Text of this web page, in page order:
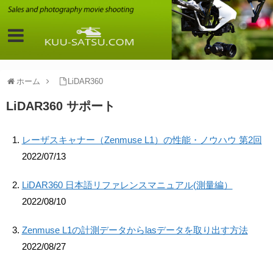
ホーム LiDAR360
LiDAR360 サポート
レーザスキャナー（Zenmuse L1）の性能・ノウハウ 第2回
2022/07/13
LiDAR360 日本語リファレンスマニュアル(測量編）
2022/08/10
Zenmuse L1の計測データからlasデータを取り出す方法
2022/08/27